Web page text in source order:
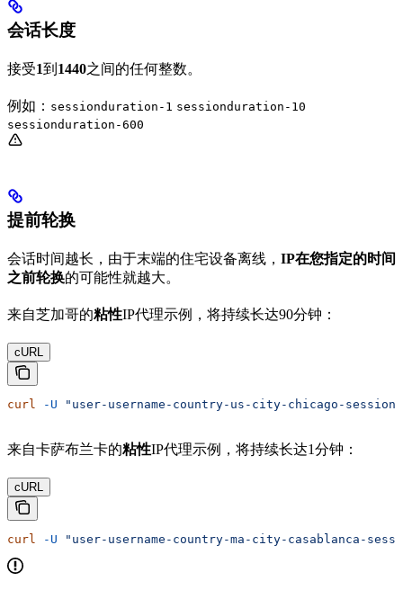
会话长度
接受1到 1440之间的任何整数。
例如： sessionduration-1 sessionduration-10
sessionduration-600
提前轮换
会话时间越长，由于末端的住宅设备离线， IP在您指定的时间
之前轮换的可能性就越大。
来自芝加哥的粘性IP代理示例，将持续长达90分钟：
cURL
curl -U "user-username-country-us-city-chicago-
来自卡萨布兰卡的粘性IP代理示例，将持续长达1分钟：
cURL
curl -U "user-username-country-ma-city-casablanca-